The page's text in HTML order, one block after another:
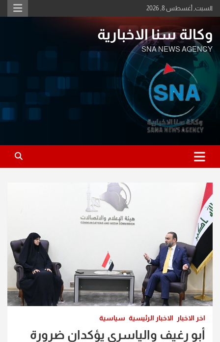
Skip
to
السبت, أغسطس 8, 2026
وكالة سنا الاخبارية
SNA NEWS AGENCY
اخر الاخبار الاخبار الرئيسية سياسية
أبو رغيف والياسري يؤكدان ضرورة